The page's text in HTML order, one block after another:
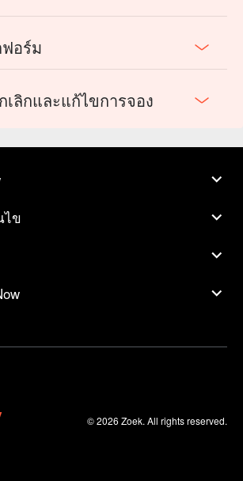
อร์ม
ลิกและแก้ไขการจอง
ไข
© 2026 Zoek. All rights reserved.